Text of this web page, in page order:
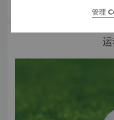
在我们的帮助下预订令人肾上
因营地，您可以体验骆驼骑行
时在星空下品尝
红树林
管理